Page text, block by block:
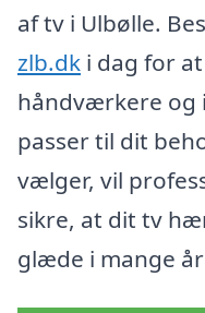
af tv i Ulbølle.
zlb.dk i dag for
håndværkere og
passer til dit
vælger, vil
sikre, at dit tv
glæde i mange